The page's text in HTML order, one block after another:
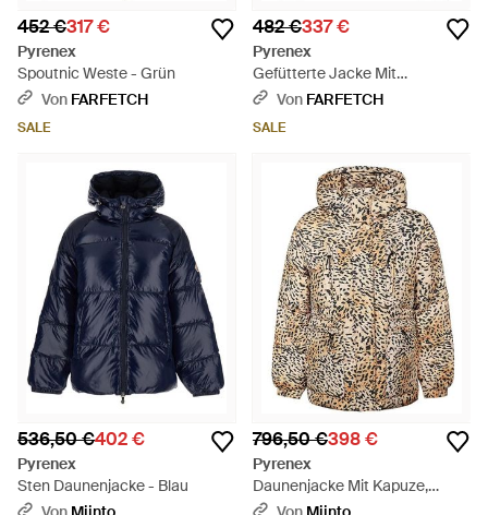
452 €317 €
Pyrenex
Spoutnic Weste - Grün
Von FARFETCH
SALE
482 €337 €
Pyrenex
Gefütterte Jacke Mit
Reißverschluss - Schwarz
Von FARFETCH
SALE
536,50 €402 €
Pyrenex
Sten Daunenjacke - Blau
796,50 €398 €
Pyrenex
Daunenjacke Mit Kapuze,
Entendaunen - Natur